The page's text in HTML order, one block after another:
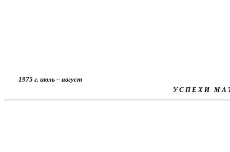
1975 г. июль – август
У С П Е Х И М А